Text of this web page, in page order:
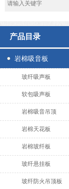
产品目录
岩棉吸音板
玻纤吸声板
软包吸声板
岩棉吸音吊顶
岩棉天花板
岩棉玻纤板
玻纤悬挂板
玻纤防火吊顶板